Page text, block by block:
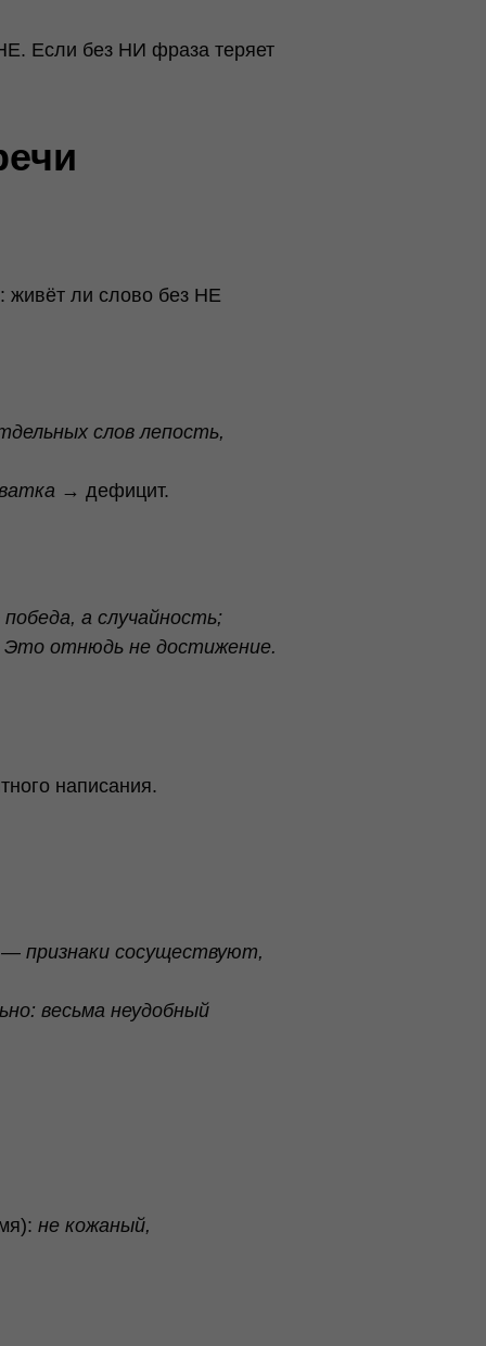
Если без НИ фраза теряет
живёт ли слово без НЕ
слов лепость,
→ дефицит.
а случайность;
Это отнюдь не достижение.
написания.
признаки сосуществуют,
весьма неудобный
не кожаный,